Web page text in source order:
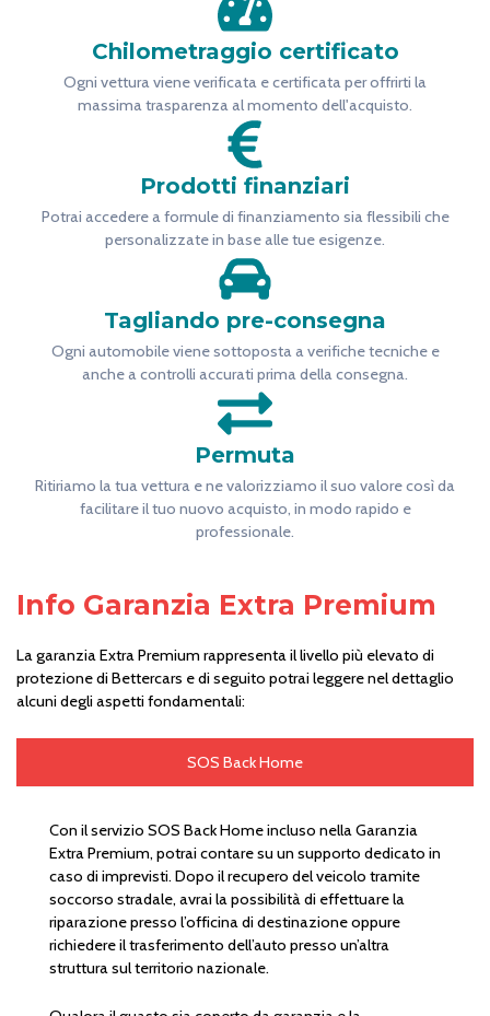
Chilometraggio certificato
Ogni vettura viene verificata e certificata per offrirti la
massima trasparenza al momento dell'acquisto.
Prodotti finanziari
Potrai accedere a formule di finanziamento sia flessibili che
personalizzate in base alle tue esigenze.
Tagliando pre-consegna
Ogni automobile viene sottoposta a verifiche tecniche e
anche a controlli accurati prima della consegna.
Permuta
Ritiriamo la tua vettura e ne valorizziamo il suo valore così da
facilitare il tuo nuovo acquisto, in modo rapido e
professionale.
Info Garanzia Extra Premium
La garanzia Extra Premium rappresenta il livello più elevato di
protezione di Bettercars e di seguito potrai leggere nel dettaglio
alcuni degli aspetti fondamentali:
SOS Back Home
Con il servizio SOS Back Home incluso nella Garanzia
Extra Premium, potrai contare su un supporto dedicato in
caso di imprevisti. Dopo il recupero del veicolo tramite
soccorso stradale, avrai la possibilità di effettuare la
riparazione presso l’officina di destinazione oppure
richiedere il trasferimento dell’auto presso un’altra
struttura sul territorio nazionale.